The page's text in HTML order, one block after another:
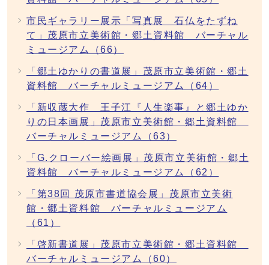
市民ギャラリー展示「写真展 石仏をたずね
て」茂原市立美術館・郷土資料館 バーチャル
ミュージアム（66）
「郷土ゆかりの書道展」茂原市立美術館・郷土
資料館 バーチャルミュージアム（64）
「新収蔵大作 王子江『人生楽事』と郷土ゆか
りの日本画展」茂原市立美術館・郷土資料館
バーチャルミュージアム（63）
「G.クローバー絵画展」茂原市立美術館・郷土
資料館 バーチャルミュージアム（62）
「第38回 茂原市書道協会展」茂原市立美術
館・郷土資料館 バーチャルミュージアム
（61）
「啓新書道展」茂原市立美術館・郷土資料館
バーチャルミュージアム（60）